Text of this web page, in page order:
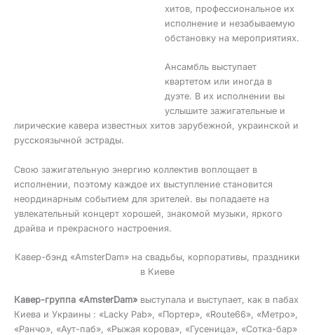
хитов, профессиональное их
исполнение и незабываемую
обстановку на мероприятиях.
Ансамбль выступает
квартетом или иногда в
дуэте. В их исполнении вы
услышите зажигательные и
лирические кавера известных хитов зарубежной, украинской и
русскоязычной эстрады.
Свою зажигательную энергию коллектив воплощает в
исполнении, поэтому каждое их выступление становится
неординарным событием для зрителей. вы попадаете на
увлекательный концерт хорошей, знакомой музыки, яркого
драйва и прекрасного настроения.
Кавер-бэнд «AmsterDam» на свадьбы, корпоративы, праздники
в Киеве
Кавер-группа «AmsterDam» выступала и выступает, как в пабах
Киева и Украины : «Lacky Pab», «Портер», «Route66», «Метро»,
«Ранчо», «Аут-паб», «Рыжая корова», «Гусеница», «Сотка-бар»